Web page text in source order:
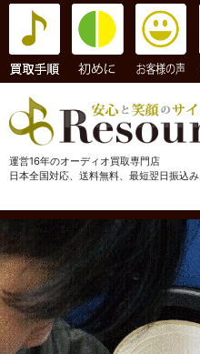
運営16年のオーディオ買取専門店
日本全国対応、送料無料、最短翌日振込み